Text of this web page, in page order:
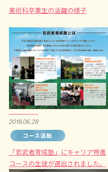
美術科卒業生の活躍の様子
2018.06.28
コース活動
「若武者育成塾」にキャリア特進
コースの生徒が選出されました。